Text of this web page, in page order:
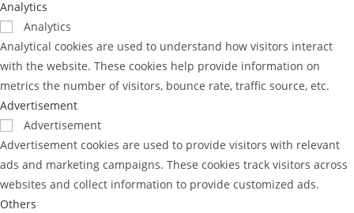
Analytics
Analytics
Analytical cookies are used to understand how visitors interact
with the website. These cookies help provide information on
metrics the number of visitors, bounce rate, traffic source, etc.
Advertisement
Advertisement
Advertisement cookies are used to provide visitors with relevant
ads and marketing campaigns. These cookies track visitors across
websites and collect information to provide customized ads.
Others